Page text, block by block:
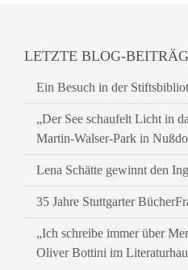
LETZTE BLOG-
Ein Besuch in der
„Der See schaufelt Licht in
Martin-Walser-Park in
Lena Schätte gewinnt den
35 Jahre Stuttgarter
„Ich schreibe immer über
Oliver Bottini im